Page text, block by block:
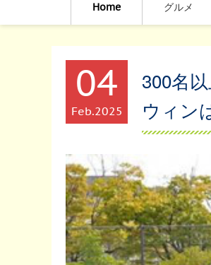
Home グルメ
04
Feb 2025
300名
ウィン